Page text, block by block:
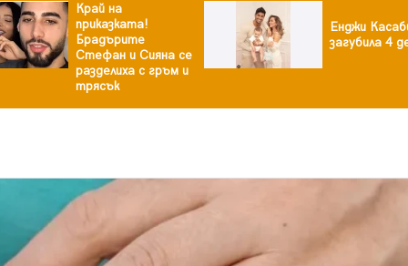
Край на
приказката!
Брадърите
Стефан и Сияна се
разделиха с гръм и
трясък
Енджи
загубила 4